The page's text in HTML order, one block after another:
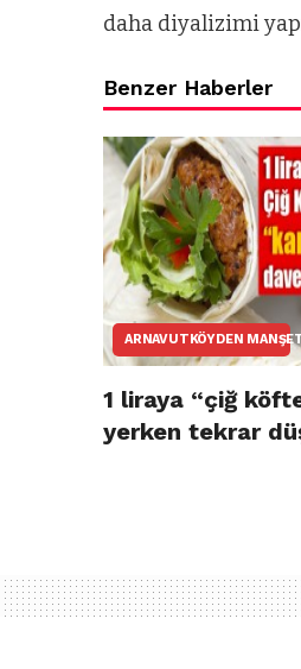
daha diyalizimi
Benzer Haberler
ARNAVUTKÖYDEN
1 liraya “çiğ
yerken tekrar